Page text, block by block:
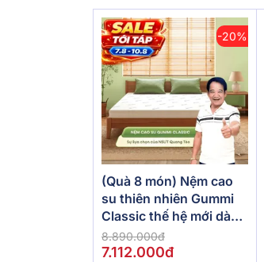
-20%
(Quà 8 món) Nệm cao
su thiên nhiên Gummi
Classic thế hệ mới dày
5/10/15cm
8.890.000đ
7.112.000đ